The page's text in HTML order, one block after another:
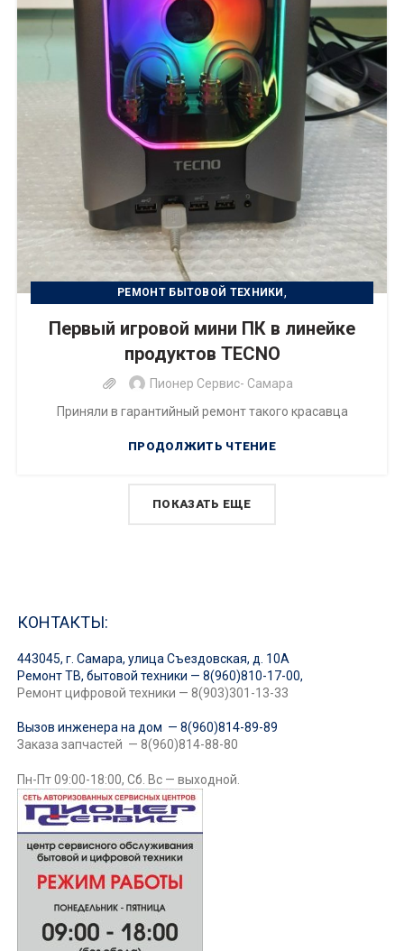
РЕМОНТ БЫТОВОЙ ТЕХНИКИ ,
Первый игровой мини ПК в линейке
продуктов TECNO
Пионер Сервис- Самара
Приняли в гарантийный ремонт такого красавца
ПРОДОЛЖИТЬ ЧТЕНИЕ
ПОКАЗАТЬ ЕЩЕ
КОНТАКТЫ:
443045, г. Самара, улица Съездовская, д. 10А
Ремонт ТВ, бытовой техники — 8(960)810-17-00,
Ремонт цифровой техники — 8(903)301-13-33
Вызов инженера на дом — 8(960)814-89-89
Заказа запчастей — 8(960)814-88-80
Пн-Пт 09:00-18:00, Сб. Вс — выходной.